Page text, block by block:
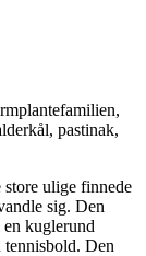
pastinak,
ulige finnede
sig. Den
kuglerund
tennisbold. Den